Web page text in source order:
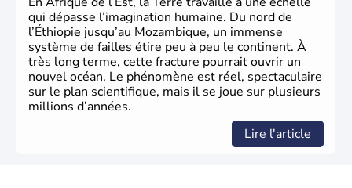
qui dépasse l’imagination humaine. Du nord de
l’Éthiopie jusqu’au Mozambique, un immense
système de failles étire peu à peu le continent. À
très long terme, cette fracture pourrait ouvrir un
nouvel océan. Le phénomène est réel, spectaculaire
sur le plan scientifique, mais il se joue sur plusieurs
millions d’années.
Lire l'article